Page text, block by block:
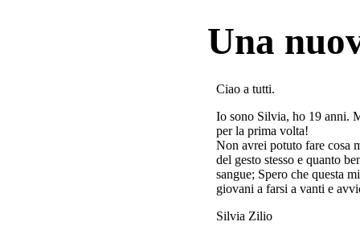
Una
Ciao a tutti.
Io sono Silvia, ho 19 anni.
per la prima volta!
Non avrei potuto fare cosa
del gesto stesso e quanto
sangue; Spero che questa
giovani a farsi a vanti e
Silvia Zilio